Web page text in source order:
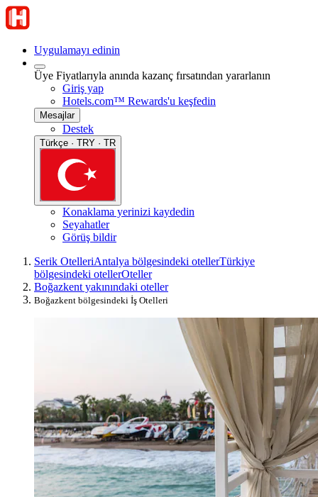
Uygulamayı edinin
Üye Fiyatlarıyla anında kazanç fırsatından yararlanın
Giriş yap
Hotels.com™ Rewards'u keşfedin
Mesajlar
Destek
Türkçe · TRY · TR
Konaklama yerinizi kaydedin
Seyahatler
Görüş bildir
Serik OtelleriAntalya bölgesindeki otellerTürkiye
bölgesindeki otellerOteller
Boğazkent yakınındaki oteller
Boğazkent bölgesindeki İş Otelleri